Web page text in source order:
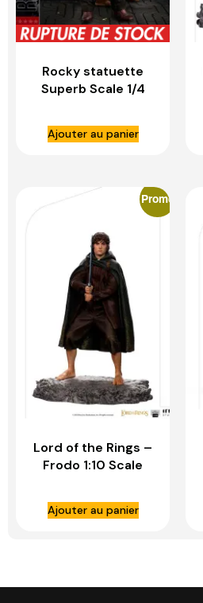
Rocky statuette
Superb Scale 1/4
BLITZWAY
Ajouter au panier
Promo
Lord of the Rings –
Frodo 1:10 Scale
STUDIOS
Ajouter au panier